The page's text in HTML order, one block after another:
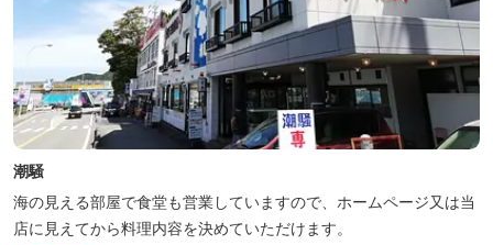
潮騒
海の見える部屋で食堂も営業していますので、ホームページ又は当
店に見えてから料理内容を決めていただけます。